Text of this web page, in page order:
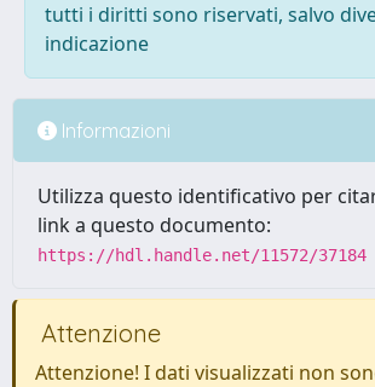
tutti i diritti sono riservati, salvo
indicazione
Informazioni
Utilizza questo identificativo per
link a questo documento:
https://hdl.handle.net/11572/37184
Attenzione
Attenzione! I dati visualizzati non